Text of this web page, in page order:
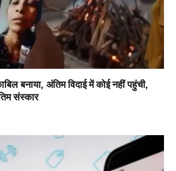
बनाया, अंतिम विदाई में कोई नहीं पहुंची,
संस्कार